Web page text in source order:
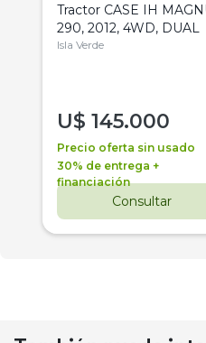
Tractor CASE IH
290, 2012, 4WD, DUAL
Isla Verde
U$ 145.000
Precio oferta sin usado
30% de entrega +
financiación
Consultar